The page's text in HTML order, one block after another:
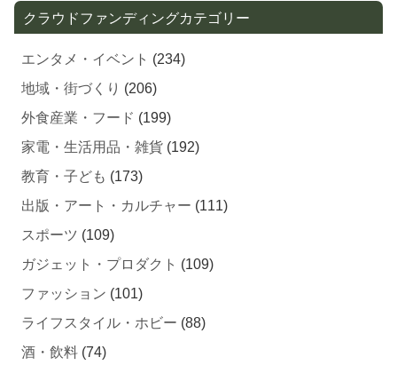
クラウドファンディングカテゴリー
エンタメ・イベント (234)
地域・街づくり (206)
外食産業・フード (199)
家電・生活用品・雑貨 (192)
教育・子ども (173)
出版・アート・カルチャー (111)
スポーツ (109)
ガジェット・プロダクト (109)
ファッション (101)
ライフスタイル・ホビー (88)
酒・飲料 (74)